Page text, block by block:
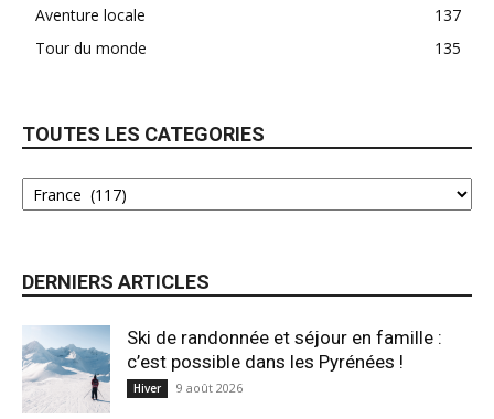
Aventure locale
137
Tour du monde
135
TOUTES LES CATEGORIES
DERNIERS ARTICLES
Ski de randonnée et séjour en famille :
c’est possible dans les Pyrénées !
Hiver 9 août 2026